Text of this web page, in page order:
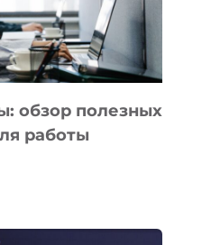
обзор полезных
работы